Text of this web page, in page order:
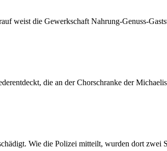
weist die Gewerkschaft Nahrung-Genuss-
die an der Chorschranke der
Wie die Polizei mitteilt, wurden dort zwei